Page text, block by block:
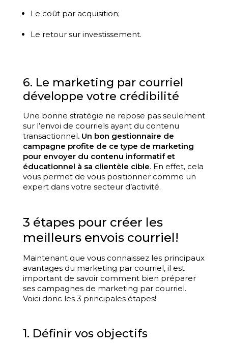
Le coût par acquisition;
Le retour sur investissement.
6. Le marketing par courriel
développe votre crédibilité
Une bonne stratégie ne repose pas seulement
sur l’envoi de courriels ayant du contenu
transactionnel. Un bon gestionnaire de
campagne profite de ce type de marketing
pour envoyer du contenu informatif et
éducationnel à sa clientèle cible. En effet, cela
vous permet de vous positionner comme un
expert dans votre secteur d’activité.
3 étapes pour créer les
meilleurs envois courriel!
Maintenant que vous connaissez les principaux
avantages du marketing par courriel, il est
important de savoir comment bien préparer
ses campagnes de marketing par courriel.
Voici donc les 3 principales étapes!
1. Définir vos objectifs